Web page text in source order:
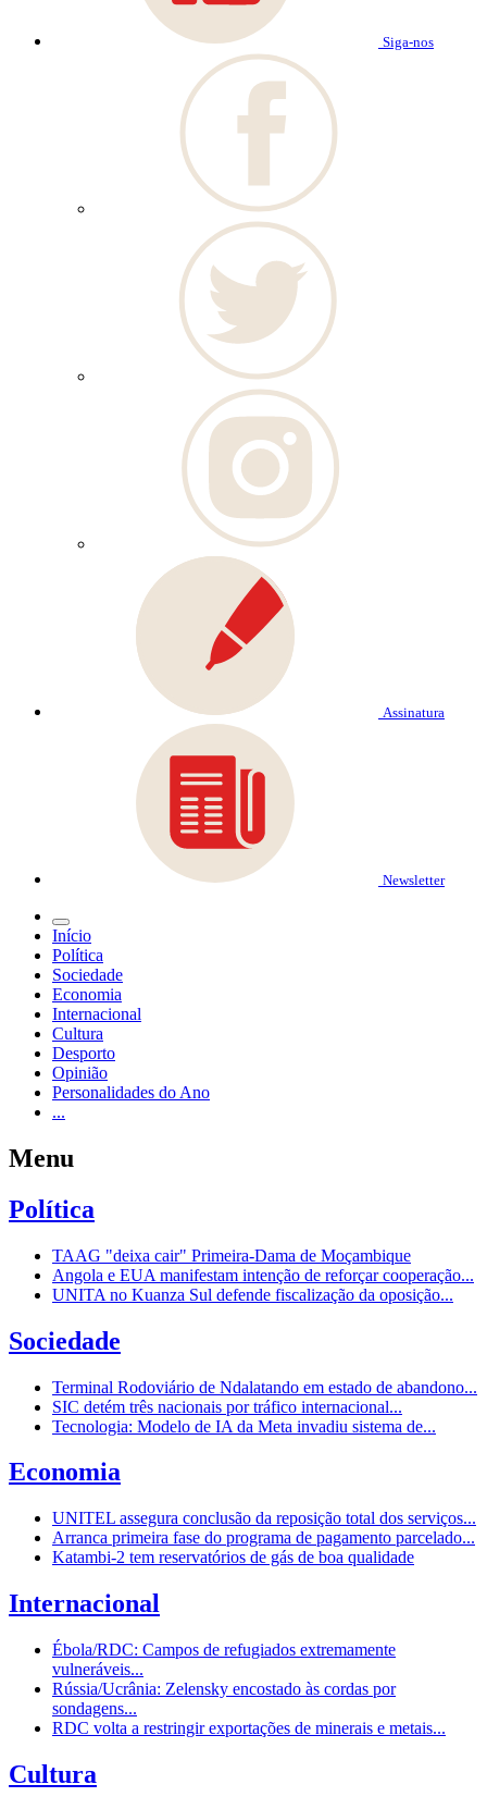
Siga-nos
Assinatura
Newsletter
Início
Política
Sociedade
Economia
Internacional
Cultura
Desporto
Opinião
Personalidades do Ano
...
Menu
Política
TAAG "deixa cair" Primeira-Dama de Moçambique
Angola e EUA manifestam intenção de reforçar cooperação...
UNITA no Kuanza Sul defende fiscalização da oposição...
Sociedade
Terminal Rodoviário de Ndalatando em estado de abandono...
SIC detém três nacionais por tráfico internacional...
Tecnologia: Modelo de IA da Meta invadiu sistema de...
Economia
UNITEL assegura conclusão da reposição total dos serviços...
Arranca primeira fase do programa de pagamento parcelado...
Katambi-2 tem reservatórios de gás de boa qualidade
Internacional
Ébola/RDC: Campos de refugiados extremamente
vulneráveis...
Rússia/Ucrânia: Zelensky encostado às cordas por
sondagens...
RDC volta a restringir exportações de minerais e metais...
Cultura